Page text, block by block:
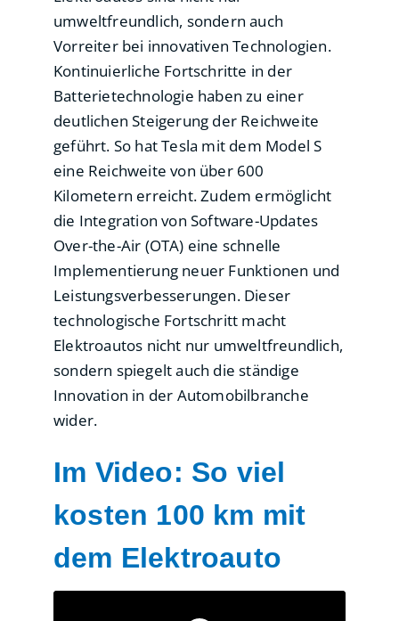
umweltfreundlich, sondern auch
Vorreiter bei innovativen Technologien.
Kontinuierliche Fortschritte in der
Batterietechnologie haben zu einer
deutlichen Steigerung der Reichweite
geführt. So hat Tesla mit dem Model S
eine Reichweite von über 600
Kilometern erreicht. Zudem ermöglicht
die Integration von Software-Updates
Over-the-Air (OTA) eine schnelle
Implementierung neuer Funktionen und
Leistungsverbesserungen. Dieser
technologische Fortschritt macht
Elektroautos nicht nur umweltfreundlich,
sondern spiegelt auch die ständige
Innovation in der Automobilbranche
wider.
Im Video: So viel
kosten 100 km mit
dem Elektroauto